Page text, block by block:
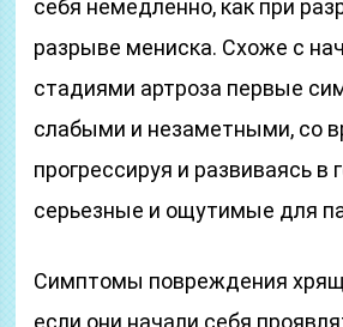
себя немедленно, как при
разрыве мениска. Схоже с
стадиями артроза первые
слабыми и незаметными, со
прогрессируя и развиваясь в
серьезные и ощутимые для
Симптомы повреждения
если они начали себя